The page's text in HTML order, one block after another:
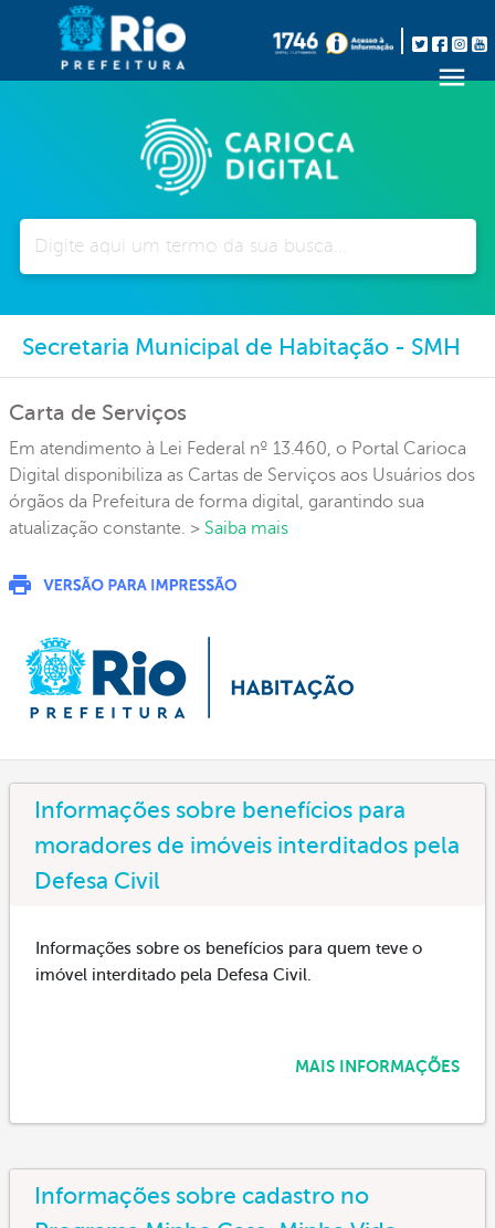
Secretaria Municipal de Habitação - SMH
Carta de Serviços
Em atendimento à Lei Federal nº 13.460, o Portal Carioca
Digital disponibiliza as Cartas de Serviços aos Usuários dos
órgãos da Prefeitura de forma digital, garantindo sua
atualização constante. > Saiba mais
Informações sobre benefícios para
moradores de imóveis interditados pela
Defesa Civil
Informações sobre os benefícios para quem teve o
imóvel interditado pela Defesa Civil.
MAIS INFORMAÇÕES
Informações sobre cadastro no